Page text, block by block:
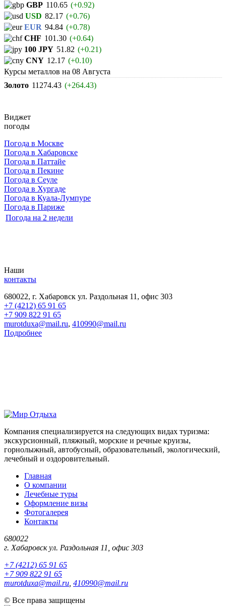
GBP 110.65 (+0.92)
USD 82.17 (+0.76)
EUR 94.84 (+0.78)
CHF 101.30 (+0.64)
100 JPY 51.82 (+0.21)
CNY 12.17 (+0.10)
Курсы металлов на 08 Августа
Золото 11274.43 (+264.43)
Виджет
погоды
Погода в Москве
Погода в Хабаровске
Погода в Паттайе
Погода в Пекине
Погода в Сеуле
Погода в Хургаде
Погода в Куала-Лумпуре
Погода в Париже
Погода на 2 недели
Наши
контакты
680022, г. Хабаровск ул. Раздольная 11, офис 303
+7 (4212) 65 91 65
+7 909 822 91 65
murotduxa@mail.ru, 410990@mail.ru
Подробнее
Компания специализируется на следующих видах туризма:
экскурсионный, пляжный, морские и речные круизы,
горнолыжный, автобусный, образовательный, экологический,
лечебный и оздоровительный.
Главная
О компании
Лечебные туры
Оформление визы
Фотогалерея
Контакты
680022
г. Хабаровск ул. Раздольная 11, офис 303
+7 (4212) 65 91 65
+7 909 822 91 65
murotduxa@mail.ru 410990@mail.ru
© Все права защищены